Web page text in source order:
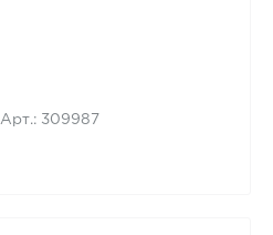
Арт.: 309987